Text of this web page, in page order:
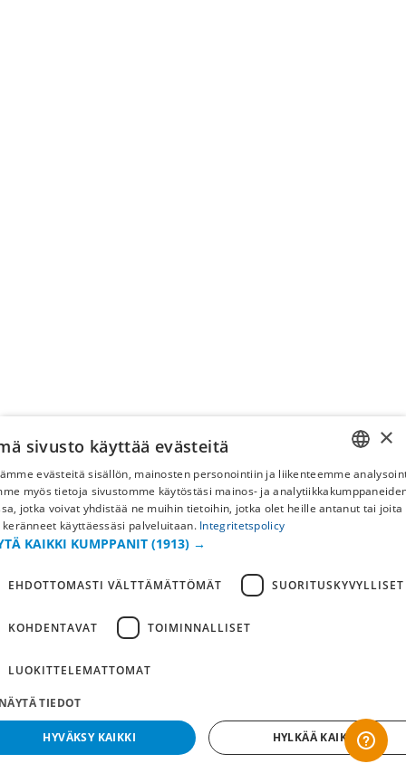
FI
×
sivusto käyttää evästeitä
evästeitä sisällön, mainosten personointiin ja liikenteemme
myös tietoja sivustomme käytöstäsi mainos- ja
jotka voivat yhdistää ne muihin tietoihin, jotka olet heille antanut tai joita
keränneet käyttäessäsi palveluitaan. Integritetspolicy
KAIKKI KUMPPANIT (1913) →
EHDOTTOMASTI VÄLTTÄMÄTTÖMÄT SUORITUSKYVYLLISET
KOHDENTAVAT TOIMINNALLISET
LUOKITTELEMATTOMAT
TIEDOT
HYVÄKSY KAIKKI HYLKÄÄ KAIKKI